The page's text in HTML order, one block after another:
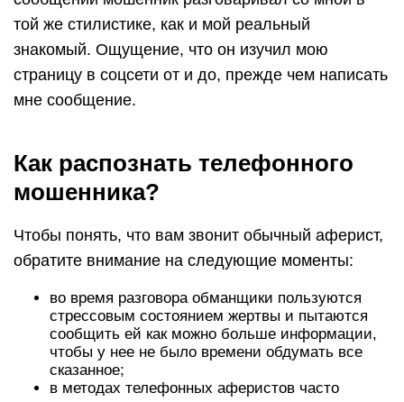
той же стилистике, как и мой реальный
знакомый. Ощущение, что он изучил мою
страницу в соцсети от и до, прежде чем написать
мне сообщение.
Как распознать телефонного
мошенника?
Чтобы понять, что вам звонит обычный аферист,
обратите внимание на следующие моменты:
во время разговора обманщики пользуются
стрессовым состоянием жертвы и пытаются
сообщить ей как можно больше информации,
чтобы у нее не было времени обдумать все
сказанное;
в методах телефонных аферистов часто